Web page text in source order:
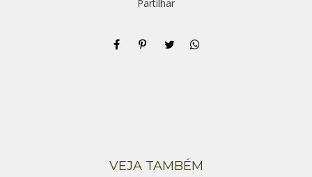
Partilhar
VEJA TAMBÉM